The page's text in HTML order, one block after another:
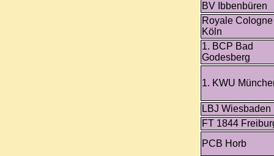
BV Ibbenbüren
Royale Cologne
Köln
1. BCP Bad
Godesberg
1. KWU
LBJ Wiesbaden
FT 1844
PCB Horb